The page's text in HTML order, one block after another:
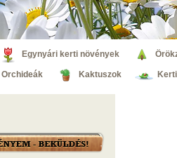
Egynyári kerti növények
Orchideák Kaktuszok